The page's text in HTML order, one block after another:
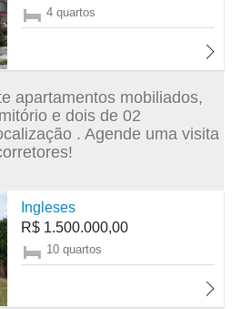
4 quartos
apartamentos mobiliados,
e dois de 02
. Agende uma visita
Ingleses
R$ 1.500.000,00
10 quartos